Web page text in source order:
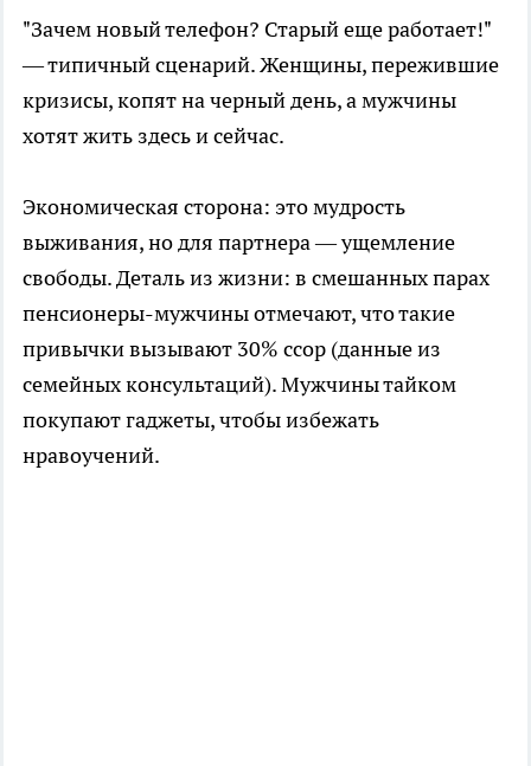
"Зачем новый телефон? Старый еще работает!"
— типичный сценарий. Женщины, пережившие
кризисы, копят на черный день, а мужчины
хотят жить здесь и сейчас.
Экономическая сторона: это мудрость
выживания, но для партнера — ущемление
свободы. Деталь из жизни: в смешанных парах
пенсионеры-мужчины отмечают, что такие
привычки вызывают 30% ссор (данные из
семейных консультаций). Мужчины тайком
покупают гаджеты, чтобы избежать
нравоучений.